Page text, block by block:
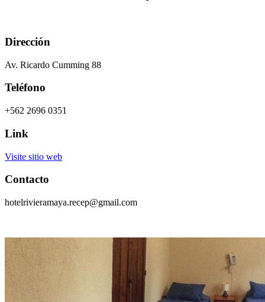
Dirección
Av. Ricardo Cumming 88
Teléfono
+562 2696 0351
Link
Visite sitio web
Contacto
hotelrivieramaya.recep@gmail.com